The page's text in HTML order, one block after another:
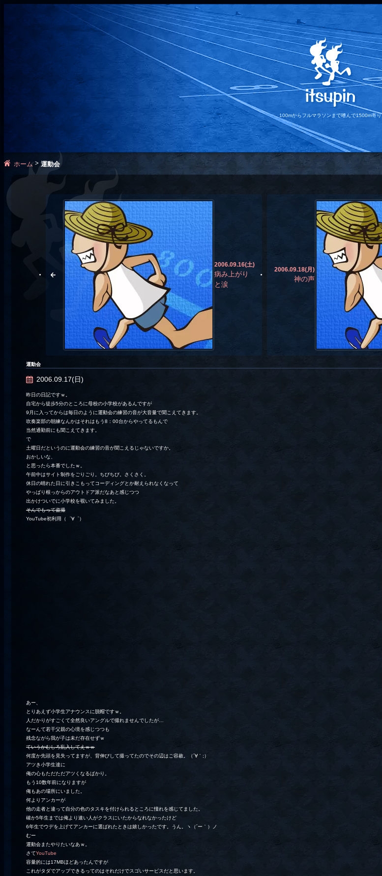
100mからフルマラソンまで嗜んで1500m寄り
ホーム> 運動会
2006.09.16(土)
病み上がり
と涙
2006.09.18(月)
神の声
運動会
2006.09.17(日)
昨日の日記ですｗ。
自宅から徒歩5分のところに母校の小学校があるんですが
9月に入ってからは毎日のように運動会の練習の音が大音量で聞こえてきます。
吹奏楽部の朝練なんかはそれはもう8：00台からやってるもんで
当然通勤前にも聞こえてきます。
で
土曜日だというのに運動会の練習の音が聞こえるじゃないですか。
おかしいな、
と思ったら本番でしたｗ。
午前中はサイト制作をごりごり。ちびちび。さくさく。
休日の晴れた日に引きこもってコーディングとか耐えられなくなって
やっぱり根っからのアウトドア派だなあと感じつつ
出かけついでに小学校を覗いてみました。
そんでもって盗撮
YouTube初利用（゜∀゜）
あー、
とりあえず小学生アナウンスに脱帽ですｗ。
人だかりがすごくて全然良いアングルで撮れませんでしたが…
なーんて若干父親の心境を感じつつも
残念ながら我が子は未だ存在せずｗ
ていうかむしろ乱入してえｗｗ
何度か先頭を見失ってますが、背伸びして撮ってたのでその辺はご容赦。（´∀｀;）
アツき小学生達に
俺の心もただただアツくなるばかり。
もう10数年前になりますが
俺もあの場所にいました。
何よりアンカーが
他の走者と違って自分の色のタスキを付けられるところに憧れを感じてました。
確か5年生までは俺より速い人がクラスにいたからなれなかったけど
6年生でウデを上げてアンカーに選ばれたときは嬉しかったです。うん。ヽ（´ー｀）ノ
むー
運動会またやりたいなあｗ。
さてYouTube
容量的には17MBほどあったんですが
これがタダでアップできるってのはそれだけでスゴいサービスだと思います。